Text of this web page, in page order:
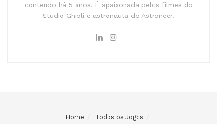
conteúdo há 5 anos. É apaixonada pelos filmes do
Studio Ghibli e astronauta do Astroneer.
Home Todos os Jogos